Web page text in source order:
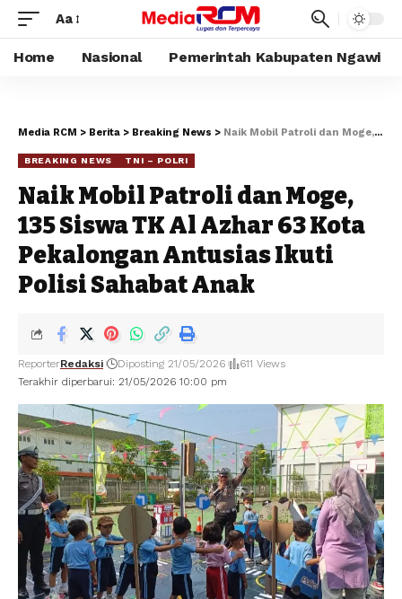
Aa
Home Nasional Pemerintah Kabupaten Ngawi
Media RCM > Berita > Breaking News > Naik Mobil Patroli dan Moge, 135 Siswa TK Al Azhar 63 Kota Pekalongan Antusias Ikuti Polisi Sahabat Anak
BREAKING NEWS TNI – POLRI
Naik Mobil Patroli dan Moge,
135 Siswa TK Al Azhar 63 Kota
Pekalongan Antusias Ikuti
Polisi Sahabat Anak
Terakhir diperbarui: 21/05/2026 10:00 pm
ReporterRedaksi Diposting 21/05/2026 611 Views